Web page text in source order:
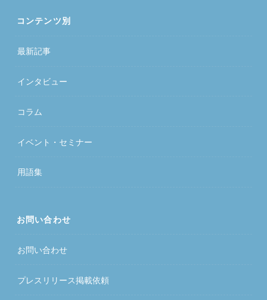
コンテンツ別
最新記事
インタビュー
コラム
イベント・セミナー
用語集
お問い合わせ
お問い合わせ
プレスリリース掲載依頼